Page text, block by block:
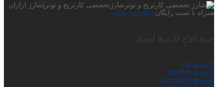
شارژتخصصی کارتریج و تونر|شارژ ارازان
همراه با تست رایگان اطلاعات بیشتر
خرید انواع کارتریج لیزری
کارتریج hp
کارتریج brother
کارتریج samsung